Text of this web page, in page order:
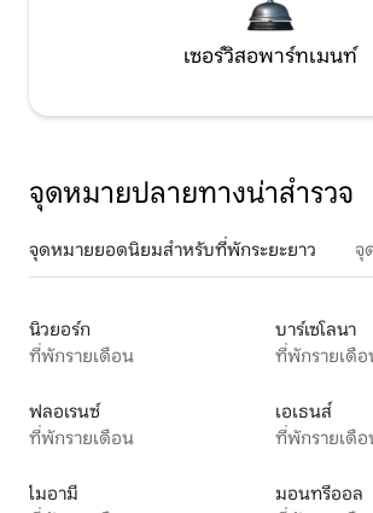
เซอร์วิสอพาร์ทเมนท์
จุดหมายปลายทางน่าสำรวจ
จุดหมายยอดนิยมสำหรับที่พักระยะยาว จุ
นิวยอร์ก
ที่พักรายเดือน
บาร์เซโลนา
ที่พักรายเดื
ฟลอเรนซ์
ที่พักรายเดือน
เอเธนส์
ที่พักรายเดื
ไมอามี
มอนทรีออล